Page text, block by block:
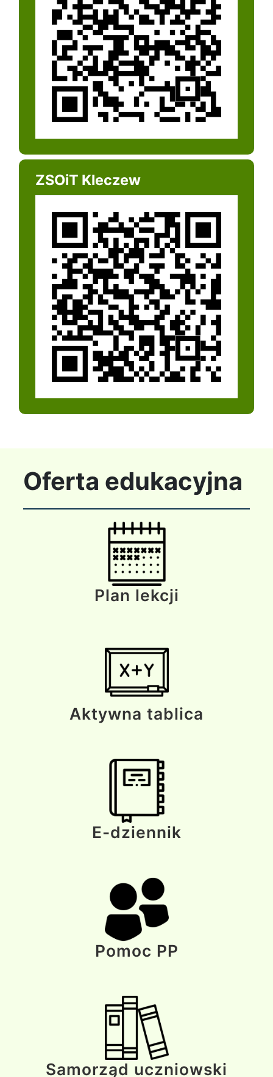
ZSOiT Kleczew
Oferta edukacyjna
Plan lekcji
Aktywna tablica
E-dziennik
Pomoc PP
Samorząd uczniowski